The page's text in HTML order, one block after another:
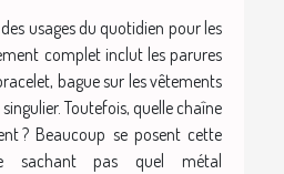
usages du quotidien pour les
complet inclut les parures
bague sur les vêtements
Toutefois, quelle chaîne
? Beaucoup se posent cette
sachant pas quel métal